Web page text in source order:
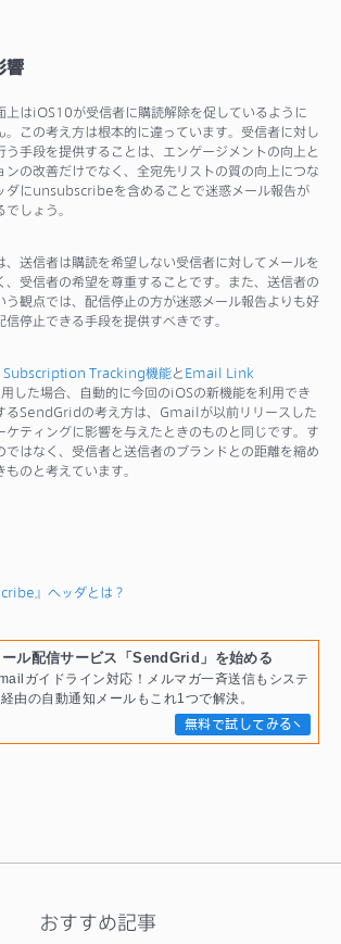
響
上はiOS10が受信者に購読解除を促しているように
。この考え方は根本的に違っています。受信者に対し
う手段を提供することは、エンゲージメントの向上と
ンの改善だけでなく、全宛先リストの質の向上につな
ダにunsubscribeを含めることで迷惑メール報告が
しょう。
、送信者は購読を希望しない受信者に対してメールを
、受信者の希望を尊重することです。また、送信者の
う観点では、配信停止の方が迷惑メール報告よりも好
停止できる手段を提供すべきです。
Subscription Tracking機能とEmail Link
した場合、自動的に今回のiOSの新機能を利用でき
るSendGridの考え方は、Gmailが以前リリースした
ケティングに影響を与えたときのものと同じです。す
ではなく、受信者と送信者のブランドとの距離を縮め
のと考えています。
』ヘッダとは？
ール配信サービス「SendGrid」を始める
ガイドライン対応！メルマガ一斉送信もシステ
由の自動通知メールもこれ1つで解決。
無料で試してみる
おすすめ記事